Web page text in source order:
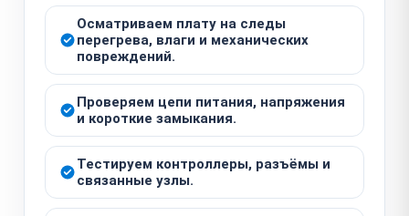
Осматриваем плату на следы
перегрева, влаги и механических
повреждений.
Проверяем цепи питания, напряжения
и короткие замыкания.
Тестируем контроллеры, разъёмы и
связанные узлы.